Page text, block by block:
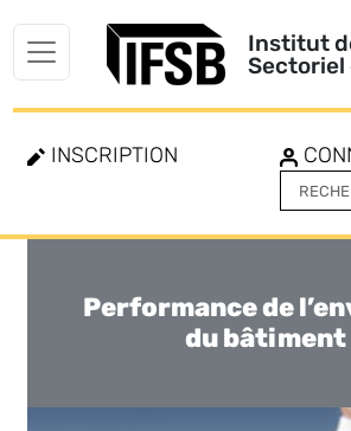
Institut
INSCRIPTION
Toggle
Performance de
du bâtiment